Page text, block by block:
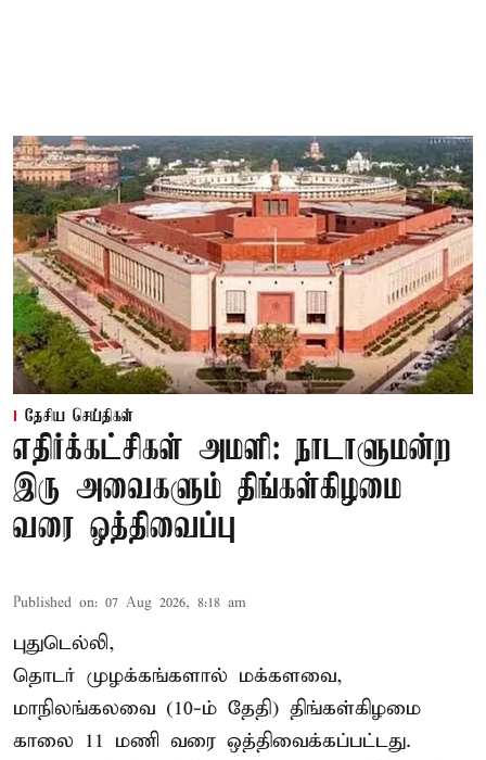
தேசிய செய்திகள்
எதிர்க்கட்சிகள் அமளி: நாடாளுமன்ற
இரு அவைகளும் திங்கள்கிழமை
வரை ஒத்திவைப்பு
Published on: 07 Aug 2026, 8:18 am
புதுடெல்லி,
தொடர் முழக்கங்களால் மக்களவை,
மாநிலங்கலவை (10-ம் தேதி) திங்கள்கிழமை
காலை 11 மணி வரை ஒத்திவைக்கப்பட்டது.